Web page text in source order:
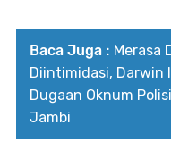
Baca Juga : Merasa
Diintimidasi, Darwin
Dugaan Oknum
Jambi